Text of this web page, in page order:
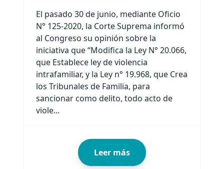
El pasado 30 de junio, mediante Oficio
N° 125-2020, la Corte Suprema informó
al Congreso su opinión sobre la
iniciativa que “Modifica la Ley N° 20.066,
que Establece ley de violencia
intrafamiliar, y la Ley n° 19.968, que Crea
los Tribunales de Familia, para
sancionar como delito, todo acto de
viole...
Leer más